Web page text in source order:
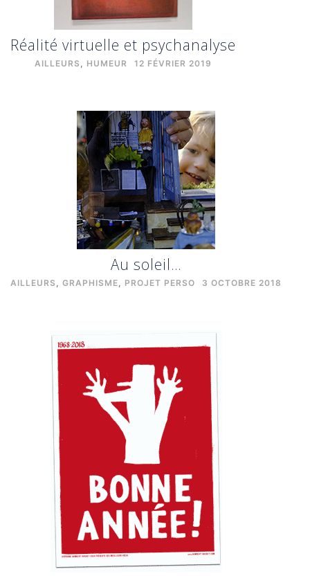
Réalité virtuelle et psychanalyse
AILLEURS , HUMEUR 12 FÉVRIER 2019
Au soleil…
AILLEURS , GRAPHISME, PROJET PERSO 3 OCTOBRE 2018